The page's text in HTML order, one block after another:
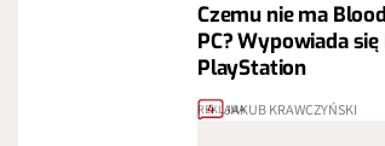
Czemu nie ma
PC? Wypowiada
PlayStation
4 JAKUB KRAWCZYŃSKI